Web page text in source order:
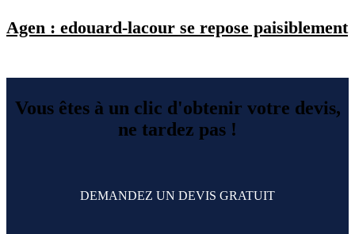
Agen : edouard-lacour se repose paisiblement
Vous êtes à un clic d'obtenir votre devis,
ne tardez pas !
DEMANDEZ UN DEVIS GRATUIT